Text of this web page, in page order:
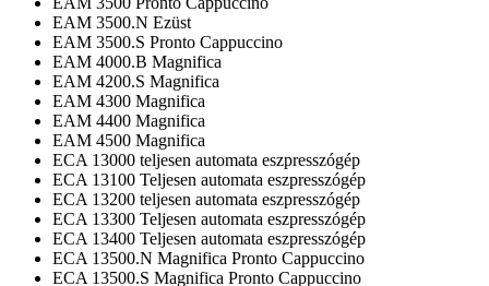
EAM 3500.N Ezüst
EAM 3500.S Pronto Cappuccino
EAM 4000.B Magnifica
EAM 4200.S Magnifica
EAM 4300 Magnifica
EAM 4400 Magnifica
EAM 4500 Magnifica
ECA 13000 teljesen automata eszpresszógép
ECA 13100 Teljesen automata eszpresszógép
ECA 13200 teljesen automata eszpresszógép
ECA 13300 Teljesen automata eszpresszógép
ECA 13400 Teljesen automata eszpresszógép
ECA 13500.N Magnifica Pronto Cappuccino
ECA 13500.S Magnifica Pronto Cappuccino